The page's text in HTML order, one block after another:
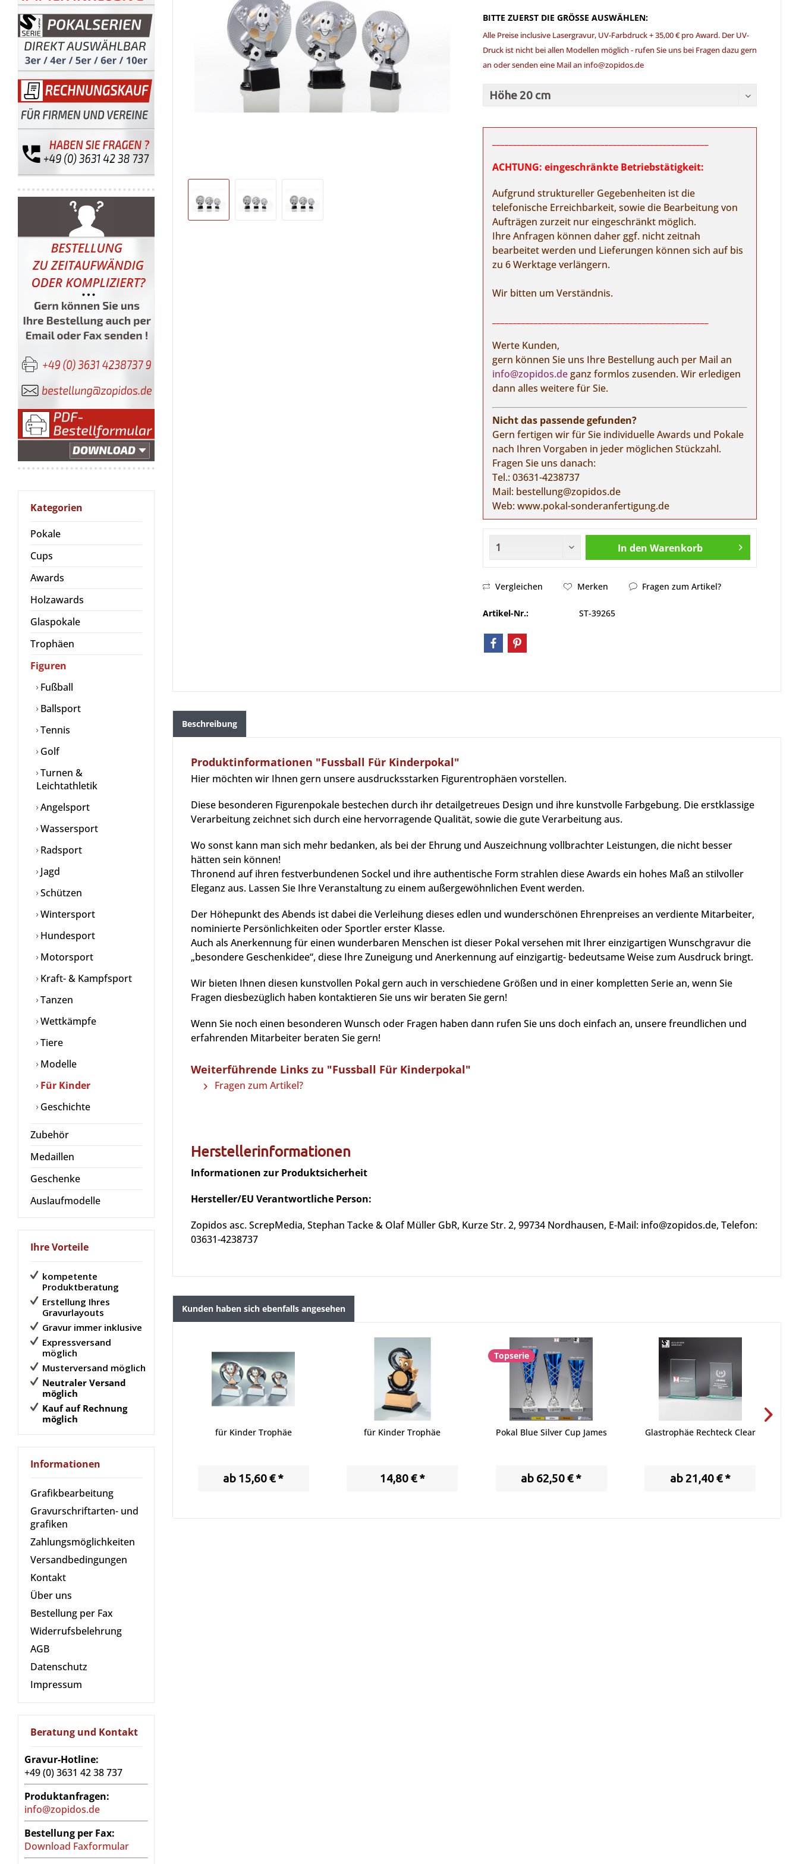
Kategorien
Pokale
Cups
Awards
Holzawards
Glaspokale
Trophäen
Figuren
Fußball
Ballsport
Tennis
Golf
Turnen &
Leichtathletik
Angelsport
Wassersport
Radsport
Jagd
Schützen
Wintersport
Hundesport
Motorsport
Kraft- & Kampfsport
Tanzen
Wettkämpfe
Tiere
Modelle
Für Kinder
Geschichte
Zubehör
Medaillen
Geschenke
Auslaufmodelle
Ihre Vorteile
kompetente
Produktberatung
Erstellung Ihres
Gravurlayouts
Gravur immer inklusive
Expressversand
möglich
Musterversand möglich
Neutraler Versand
möglich
Kauf auf Rechnung
möglich
Informationen
Grafikbearbeitung
Gravurschriftarten- und
grafiken
Zahlungsmöglichkeiten
Versandbedingungen
Kontakt
Über uns
Bestellung per Fax
Widerrufsbelehrung
AGB
Datenschutz
Impressum
Beratung und Kontakt
Gravur-Hotline:
+49 (0) 3631 42 38 737
Produktanfragen:
info@zopidos.de
Bestellung per Fax:
Download Faxformular
BITTE ZUERST DIE GRÖSSE AUSWÄHLEN:
Alle Preise inclusive Lasergravur, UV-Farbdruck + 35,00 € pro Award. Der UV-
Druck ist nicht bei allen Modellen möglich - rufen Sie uns bei Fragen dazu gern
an oder senden eine Mail an info@zopidos.de
ACHTUNG: eingeschränkte Betriebstätigkeit:
Aufgrund struktureller Gegebenheiten ist die
telefonische Erreichbarkeit, sowie die Bearbeitung von
Aufträgen zurzeit nur eingeschränkt möglich.
Ihre Anfragen können daher ggf. nicht zeitnah
bearbeitet werden und Lieferungen können sich auf bis
zu 6 Werktage verlängern.
Wir bitten um Verständnis.
Werte Kunden,
gern können Sie uns Ihre Bestellung auch per Mail an
info@zopidos.deganz formlos zusenden. Wir erledigen
dann alles weitere für Sie.
Nicht das passende gefunden?
Gern fertigen wir für Sie individuelle Awards und Pokale
nach Ihren Vorgaben in jeder möglichen Stückzahl.
Fragen Sie uns danach:
Tel.:03631-4238737
Mail: bestellung@zopidos.de
Web:www.pokal-sonderanfertigung.de
In den Warenkorb
Vergleichen Merken Fragen zum Artikel?
Artikel-Nr.: ST-39265
Beschreibung
Produktinformationen "Fussball Für Kinderpokal"
Hier möchten wir Ihnen gern unsere ausdrucksstarken Figurentrophäen vorstellen.
Diese besonderen Figurenpokale bestechen durch ihr detailgetreues Design und ihre kunstvolle Farbgebung. Die erstklassige
Verarbeitung zeichnet sich durch eine hervorragende Qualität, sowie die gute Verarbeitung aus.
Wo sonst kann man sich mehr bedanken, als bei der Ehrung und Auszeichnung vollbrachter Leistungen, die nicht besser
hätten sein können!
Thronend auf ihren festverbundenen Sockel und ihre authentische Form strahlen diese Awards ein hohes Maß an stilvoller
Eleganz aus. Lassen Sie Ihre Veranstaltung zu einem außergewöhnlichen Event werden.
Der Höhepunkt des Abends ist dabei die Verleihung dieses edlen und wunderschönen Ehrenpreises an verdiente Mitarbeiter,
nominierte Persönlichkeiten oder Sportler erster Klasse.
Auch als Anerkennung für einen wunderbaren Menschen ist dieser Pokal versehen mit Ihrer einzigartigen Wunschgravur die
„besondere Geschenkidee“, diese Ihre Zuneigung und Anerkennung auf einzigartig- bedeutsame Weise zum Ausdruck bringt.
Wir bieten Ihnen diesen kunstvollen Pokal gern auch in verschiedene Größen und in einer kompletten Serie an, wenn Sie
Fragen diesbezüglich haben kontaktieren Sie uns wir beraten Sie gern!
Wenn Sie noch einen besonderen Wunsch oder Fragen haben dann rufen Sie uns doch einfach an, unsere freundlichen und
erfahrenden Mitarbeiter beraten Sie gern!
Weiterführende Links zu "Fussball Für Kinderpokal"
Fragen zum Artikel?
Herstellerinformationen
Informationen zur Produktsicherheit
Hersteller/EU Verantwortliche Person:
Zopidos asc. ScrepMedia, Stephan Tacke & Olaf Müller GbR, Kurze Str. 2, 99734 Nordhausen, E-Mail: info@zopidos.de, Telefon:
03631-4238737
Kunden haben sich ebenfalls angesehen
für Kinder Trophäe
ab 15,60 € *
für Kinder Trophäe
14,80 € *
Topserie
Pokal Blue Silver Cup James
ab 62,50 € *
Glastrophäe Rechteck Clear
ab 21,40 € *